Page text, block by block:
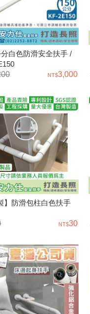
分白色防滑安全扶手 /
3,000
】防滑包柱白色扶手
30